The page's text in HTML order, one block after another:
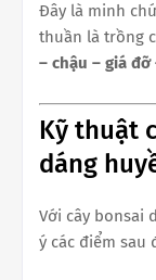
Đây là minh
thuần là trồng
– chậu – giá
Kỹ thuật
dáng
Với cây bonsai
ý các điểm sau